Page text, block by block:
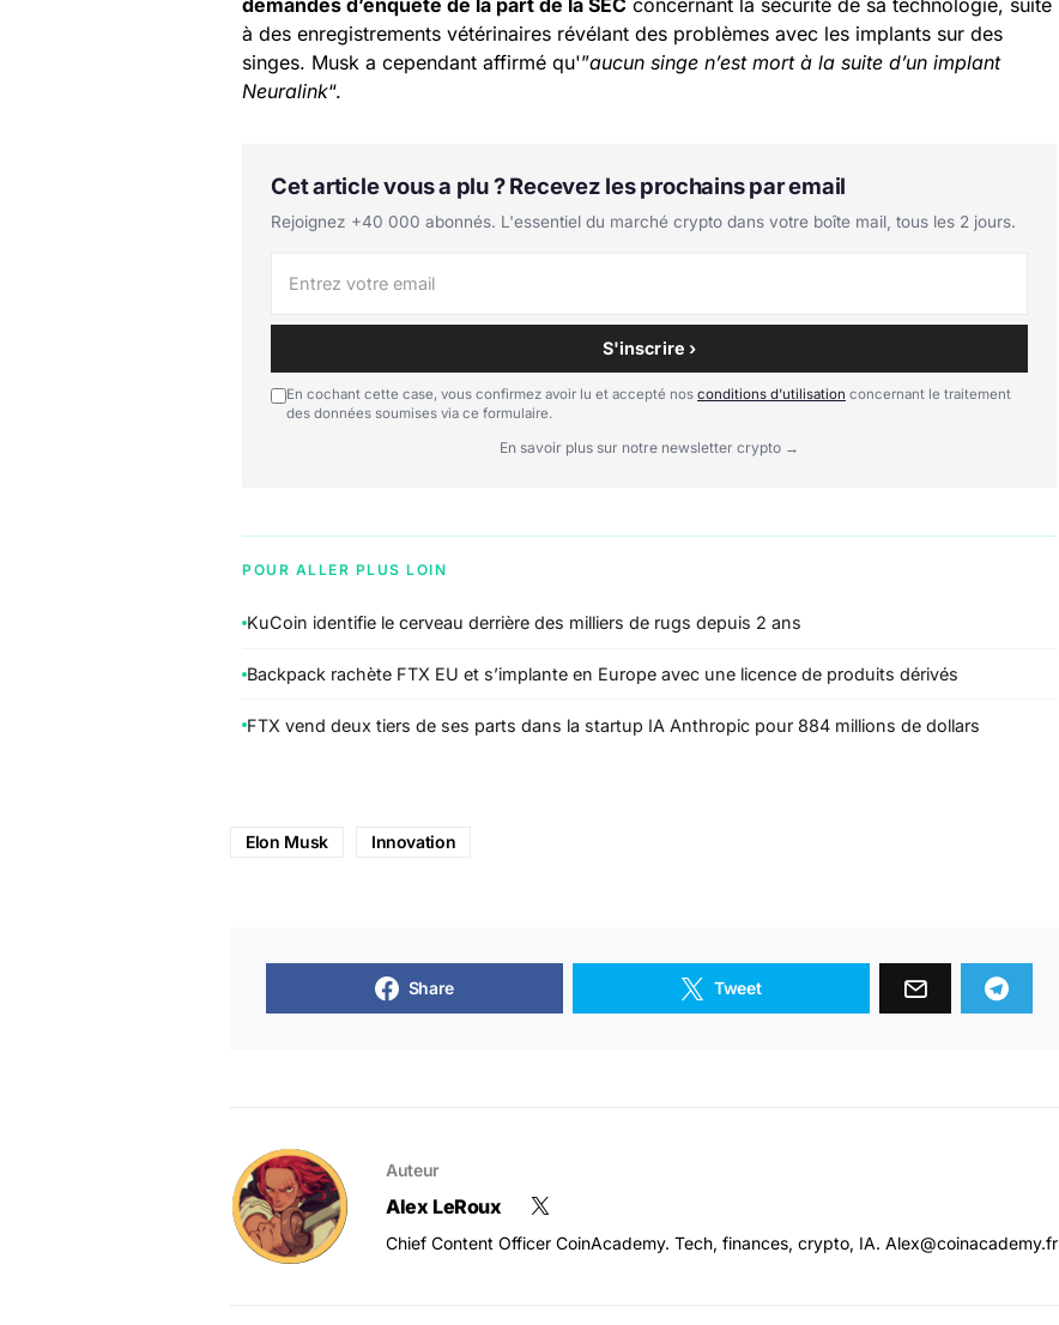
demandes d’enquête de la part de la SEC concernant la sécurité de sa technologie, suite
à des enregistrements vétérinaires révélant des problèmes avec les implants sur des
singes. Musk a cependant affirmé qu'”aucun singe n’est mort à la suite d’un implant
Neuralink“.
Cet article vous a plu ? Recevez les prochains par email
Rejoignez +40 000 abonnés. L'essentiel du marché crypto dans votre boîte mail, tous les 2 jours.
S'inscrire ›
En cochant cette case, vous confirmez avoir lu et accepté nos conditions d'utilisation concernant le traitement
des données soumises via ce formulaire.
En savoir plus sur notre newsletter crypto →
POUR ALLER PLUS LOIN
KuCoin identifie le cerveau derrière des milliers de rugs depuis 2 ans
Backpack rachète FTX EU et s’implante en Europe avec une licence de produits dérivés
FTX vend deux tiers de ses parts dans la startup IA Anthropic pour 884 millions de dollars
Elon Musk Innovation
Share Tweet
Auteur
Alex LeRoux
Chief Content Officer CoinAcademy. Tech, finances, crypto, IA. Alex@coinacademy.fr